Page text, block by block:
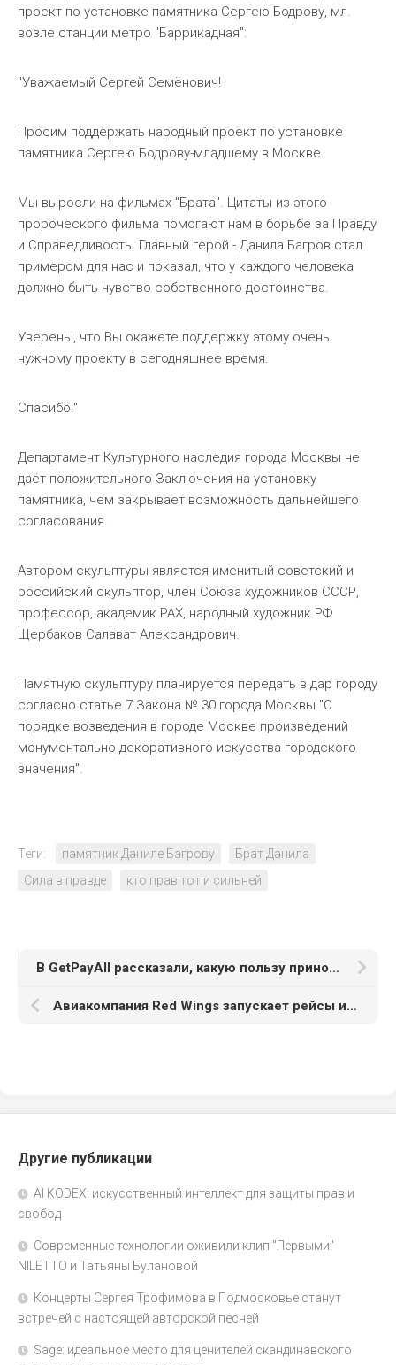
проект по установке памятника Сергею Бодрову, мл.
возле станции метро "Баррикадная":
"Уважаемый Сергей Семёнович!
Просим поддержать народный проект по установке
памятника Сергею Бодрову-младшему в Москве.
Мы выросли на фильмах "Брата". Цитаты из этого
пророческого фильма помогают нам в борьбе за Правду
и Справедливость. Главный герой - Данила Багров стал
примером для нас и показал, что у каждого человека
должно быть чувство собственного достоинства.
Уверены, что Вы окажете поддержку этому очень
нужному проекту в сегодняшнее время.
Спасибо!"
Департамент Культурного наследия города Москвы не
даёт положительного Заключения на установку
памятника, чем закрывает возможность дальнейшего
согласования.
Автором скульптуры является именитый советский и
российский скульптор, член Союза художников СССР,
профессор, академик РАХ, народный художник РФ
Щербаков Салават Александрович.
Памятную скульптуру планируется передать в дар городу
согласно статье 7 Закона № 30 города Москвы "О
порядке возведения в городе Москве произведений
монументально-декоративного искусства городского
значения".
Теги: памятник Даниле Багрову
Брат Данила
Сила в правде
кто прав тот и сильней
В GetPayAll рассказали, какую пользу приносит сервис оплаты подписок зарубежных сервисов
Авиакомпания Red Wings запускает рейсы из столицы России в Минеральные Воды и Махачкалу
Другие публикации
AI KODEX: искусственный интеллект для защиты прав и
свобод
Современные технологии оживили клип "Первыми"
NILETTO и Татьяны Булановой
Концерты Сергея Трофимова в Подмосковье станут
встречей с настоящей авторской песней
Sage: идеальное место для ценителей скандинавского